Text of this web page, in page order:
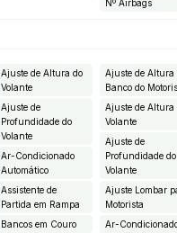
Nº Airbags
Ajuste de Altura do
Volante
Ajuste de
Profundidade do
Volante
Ar-Condicionado
Automático
Assistente de
Partida em Rampa
Bancos em Couro
Ajuste de Altura
Banco do
Ajuste de Altura
Volante
Ajuste de
Profundidade do
Volante
Ajuste Lombar
Motorista
Ar-